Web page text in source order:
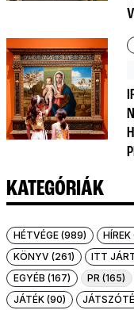
KATEGÓRIÁK
HÉTVÉGE (989) HÍREK
KÖNYV (261)
ITT
EGYÉB (167)
PR (165)
JÁTÉK (90)